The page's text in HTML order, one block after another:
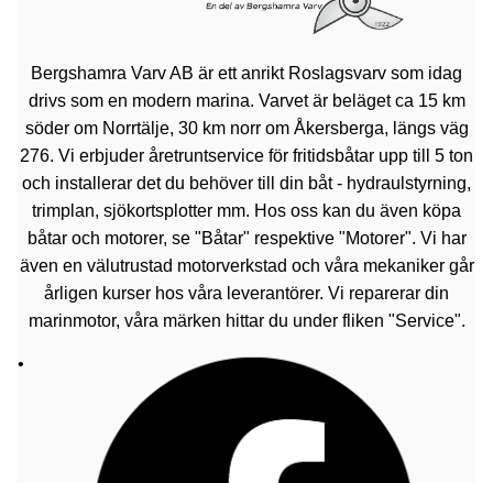
Bergshamra Varv AB är ett anrikt Roslagsvarv som idag
drivs som en modern marina. Varvet är beläget ca 15 km
söder om Norrtälje, 30 km norr om Åkersberga, längs väg
276. Vi erbjuder åretruntservice för fritidsbåtar upp till 5 ton
och installerar det du behöver till din båt - hydraulstyrning,
trimplan, sjökortsplotter mm. Hos oss kan du även köpa
båtar och motorer, se "Båtar" respektive "Motorer". Vi har
även en välutrustad motorverkstad och våra mekaniker går
årligen kurser hos våra leverantörer. Vi reparerar din
marinmotor, våra märken hittar du under fliken "Service".